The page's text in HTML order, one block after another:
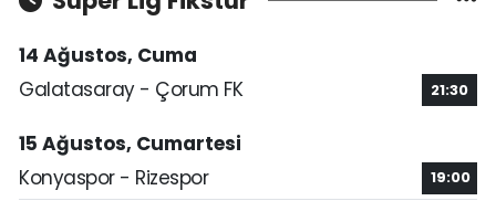
14 Ağustos, Cuma
Galatasaray - Çorum FK
21:30
15 Ağustos, Cumartesi
Konyaspor - Rizespor
19:00